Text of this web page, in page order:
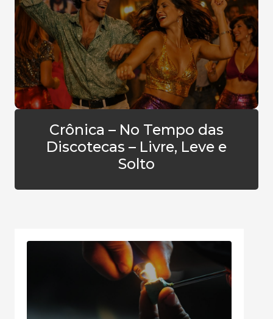
Crônica – No Tempo das
Discotecas – Livre, Leve e
Solto